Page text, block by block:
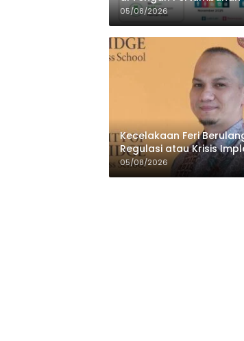
Persen
05/08/2026
Kecelakaan Feri
Regulasi atau Krisis
05/08/2026